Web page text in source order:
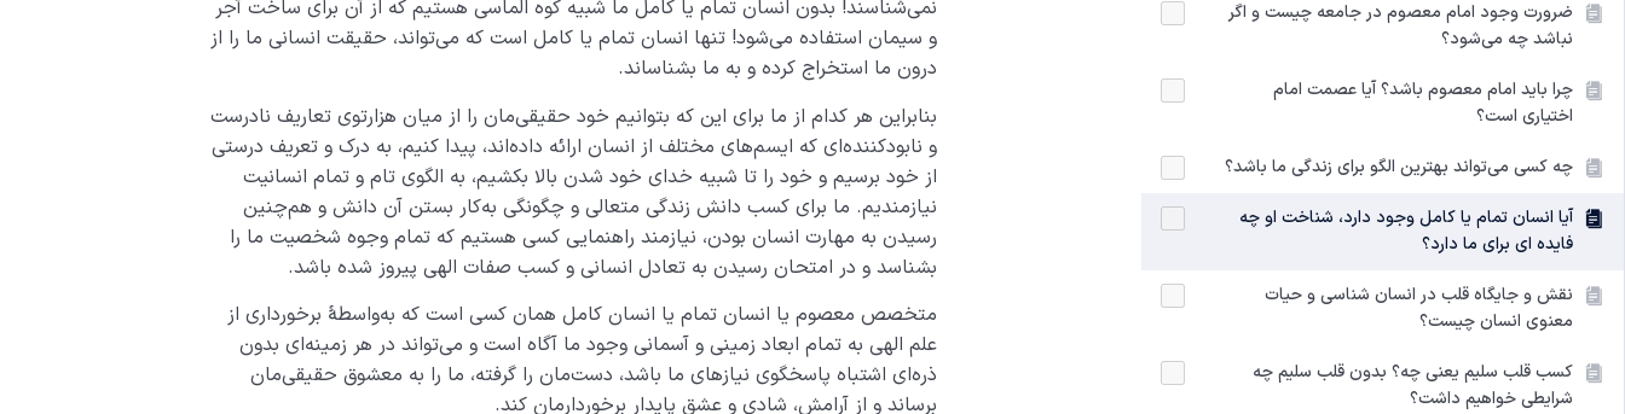
ضرورت وجود امام معصوم در جامعه چیست و اگر
نباشد چه می‌شود؟
چرا باید امام معصوم باشد؟ آیا عصمت امام
اختیاری است؟
چه کسی می‌تواند بهترین الگو برای زندگی ما باشد؟
آیا انسان تمام یا کامل وجود دارد، شناخت او چه
فایده ای برای ما دارد؟
نقش و جایگاه قلب در انسان شناسی و حیات
معنوی انسان چیست؟
کسب قلب سلیم یعنی چه؟ بدون قلب سلیم چه
شرایطی خواهیم داشت؟
نمی‌شناسند! بدون انسان تمام یا کامل ما شبیه کوه الماسی هستیم که از آن برای ساخت آجر
و سیمان استفاده می‌شود! تنها انسان تمام یا کامل است که می‌تواند، حقیقت انسانی ما را از
درون ما استخراج کرده و به ما بشناساند.
بنابراین هر کدام از ما برای این که بتوانیم خود حقیقی‌مان را از میان هزارتوی تعاریف نادرست
و نابودکننده‌ای که ایسم‌های مختلف از انسان ارائه داده‌اند، پیدا کنیم، به درک و تعریف درستی
از خود برسیم و خود را تا شبیه خدای خود شدن بالا بکشیم، به الگوی تام و تمام انسانیت
نیازمندیم. ما برای کسب دانش زندگی متعالی و چگونگی به‌کار بستن آن دانش و هم‌چنین
رسیدن به مهارت انسان بودن، نیازمند راهنمایی کسی هستیم که تمام وجوه شخصیت ما را
بشناسد و در امتحان رسیدن به تعادل انسانی و کسب صفات الهی پیروز شده باشد.
متخصص معصوم یا انسان تمام یا انسان کامل همان کسی است که به‌واسطۀ برخورداری از
علم الهی به تمام ابعاد زمینی و آسمانی وجود ما آگاه است و می‌تواند در هر زمینه‌ای بدون
ذره‌ای اشتباه پاسخگوی نیازهای ما باشد، دست‌مان را گرفته، ما را به معشوق حقیقی‌مان
برساند و از آرامش، شادی و عشق پایدار برخوردارمان کند.